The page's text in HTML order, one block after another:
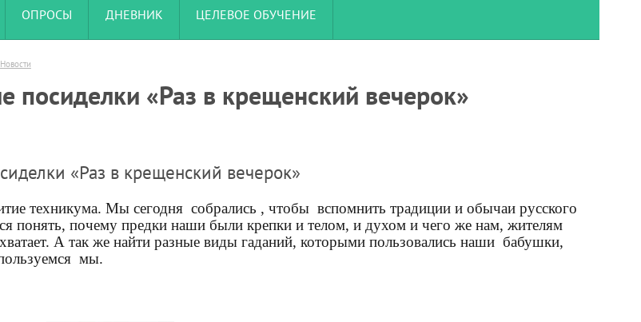
ОПРОСЫ ДНЕВНИК ЦЕЛЕВОЕ ОБУЧЕНИЕ
Новости
посиделки «Раз в крещенский вечерок»
«Раз в крещенский вечерок»
техникума. Мы сегодня собрались , чтобы вспомнить традиции и обычаи русского
понять, почему предки наши были крепки и телом, и духом и чего же нам, жителям
А так же найти разные виды гаданий, которыми пользовались наши бабушки,
мы.